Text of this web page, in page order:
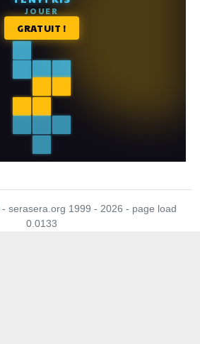
- serasera.org 1999 - 2026 - page load
0.0133